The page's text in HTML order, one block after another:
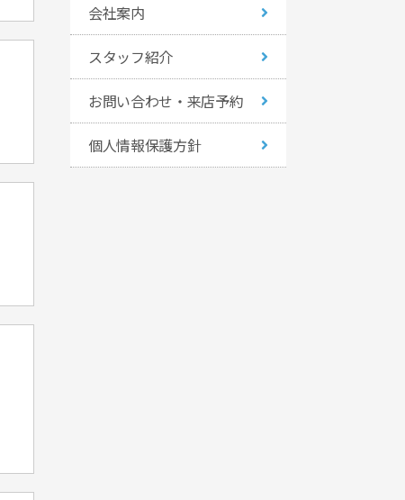
会社案内
スタッフ紹介
お問い合わせ・来店予約
個人情報保護方針